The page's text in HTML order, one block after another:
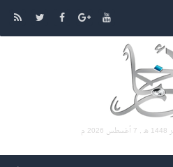
7 أغسطس 2026 م